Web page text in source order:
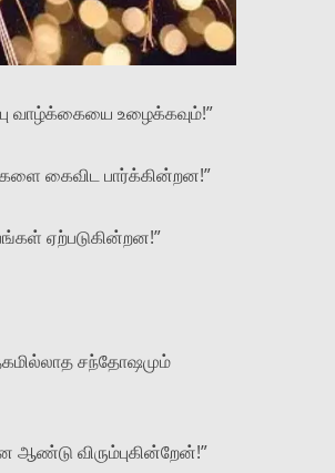
வாழ்க்கையை உழைக்கவும்!”
கைவிட பார்க்கின்றன!”
ஏற்படுகின்றன!”
சந்தோஷமும்
ஆண்டு விரும்புகின்றேன்!”